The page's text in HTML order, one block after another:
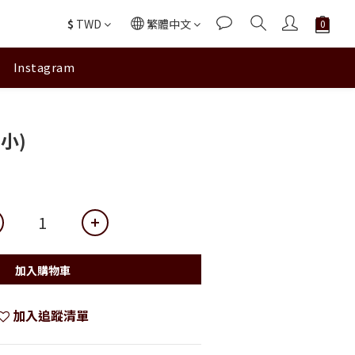
$ TWD 繁體中文
Instagram
)
加入購物車
加入追蹤清單